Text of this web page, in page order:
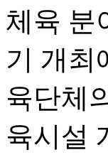
체육 분
기 개최
육단체
육시설